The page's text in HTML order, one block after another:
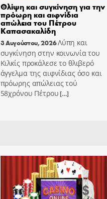
Θλίψη και συγκίνηση για την
πρόωρη και αιφνίδια
απώλεια του Πέτρου
Καπασακαλίδη
3 Αυγούστου, 2026Λύπη και
συγκίνηση στην κοινωνία του
Κιλκίς προκάλεσε το θλιβερό
άγγελμα της αιφνίδιας όσο και
πρόωρης απώλειας τού
58χρόνου Πέτρου[…]